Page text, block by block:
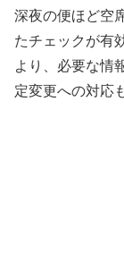
深夜の便ほど空
たチェックが有
より、必要な情
定変更への対応